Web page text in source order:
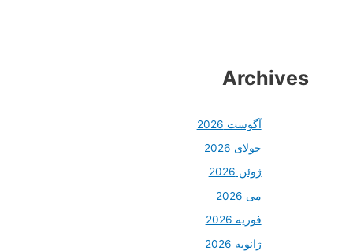
Archives
آگوست 2026
جولای 2026
ژوئن 2026
می 2026
فوریه 2026
ژانویه 2026